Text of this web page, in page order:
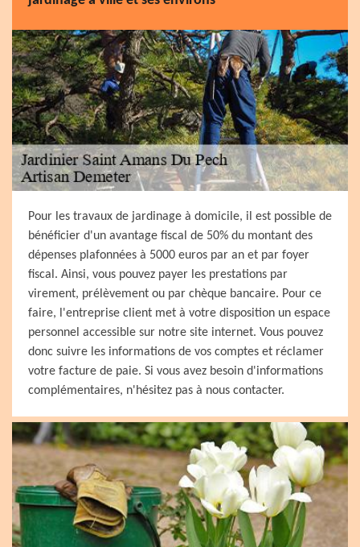
Pour les travaux de jardinage à domicile, il est possible de
bénéficier d'un avantage fiscal de 50% du montant des
dépenses plafonnées à 5000 euros par an et par foyer
fiscal. Ainsi, vous pouvez payer les prestations par
virement, prélèvement ou par chèque bancaire. Pour ce
faire, l'entreprise client met à votre disposition un espace
personnel accessible sur notre site internet. Vous pouvez
donc suivre les informations de vos comptes et réclamer
votre facture de paie. Si vous avez besoin d'informations
complémentaires, n'hésitez pas à nous contacter.